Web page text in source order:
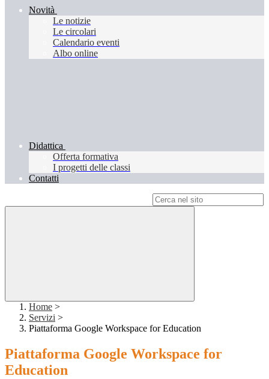
Novità
Le notizie
Le circolari
Calendario eventi
Albo online
Didattica
Offerta formativa
I progetti delle classi
Contatti
Home >
Servizi >
Piattaforma Google Workspace for Education
Piattaforma Google Workspace for
Education